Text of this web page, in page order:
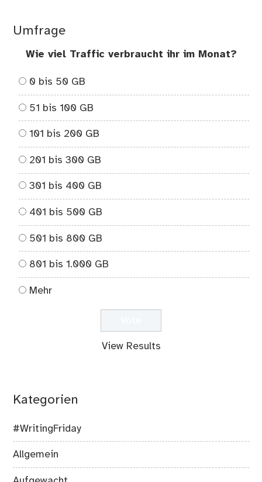
Umfrage
Wie viel Traffic verbraucht ihr im Monat?
0 bis 50 GB
51 bis 100 GB
101 bis 200 GB
201 bis 300 GB
301 bis 400 GB
401 bis 500 GB
501 bis 800 GB
801 bis 1.000 GB
Mehr
View Results
Kategorien
#WritingFriday
Allgemein